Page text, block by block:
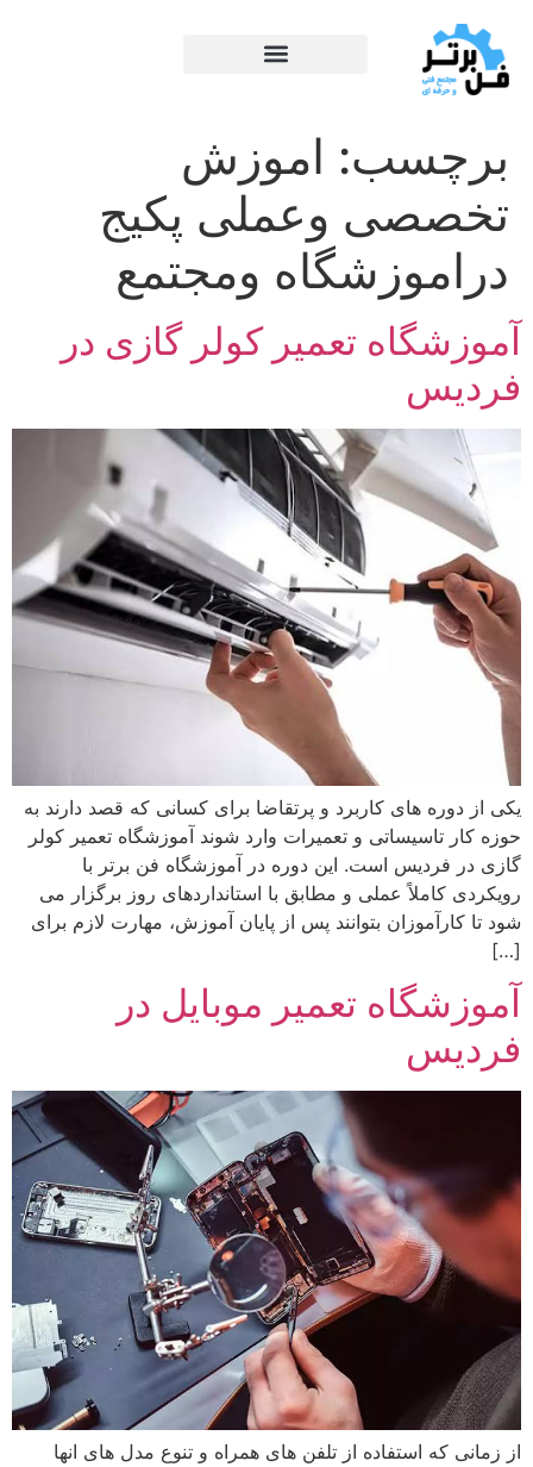
برچسب: اموزش
تخصصی وعملی پکیج
دراموزشگاه ومجتمع
آموزشگاه تعمیر کولر گازی در
فردیس
یکی از دوره های کاربرد و پرتقاضا برای کسانی که قصد دارند به
حوزه کار تاسیساتی و تعمیرات وارد شوند آموزشگاه تعمیر کولر
گازی در فردیس است. این دوره در آموزشگاه فن برتر با
رویکردی کاملاً عملی و مطابق با استانداردهای روز برگزار می‌
شود تا کارآموزان بتوانند پس از پایان آموزش، مهارت لازم برای
[…]
آموزشگاه تعمیر موبایل در
فردیس
از زمانی که استفاده از تلفن های همراه و تنوع مدل های انها